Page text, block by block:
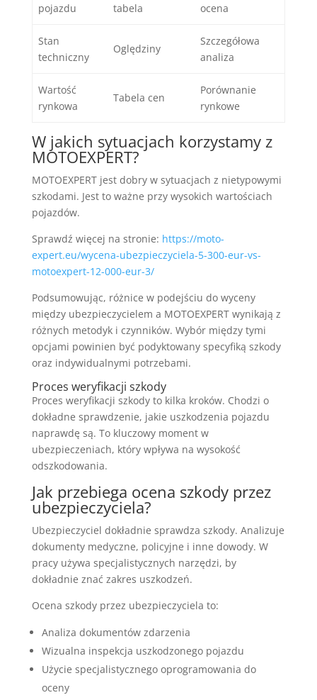
pojazdu
tabela
ocena
Stan
techniczny
Oględziny
Szczegółowa
analiza
Wartość
rynkowa
Tabela cen
Porównanie
rynkowe
W jakich sytuacjach korzystamy z
MOTOEXPERT?
MOTOEXPERT jest dobry w sytuacjach z nietypowymi
szkodami. Jest to ważne przy wysokich wartościach
pojazdów.
Sprawdź więcej na stronie: https://moto-
expert.eu/wycena-ubezpieczyciela-5-300-eur-vs-
motoexpert-12-000-eur-3/
Podsumowując, różnice w podejściu do wyceny
między ubezpieczycielem a MOTOEXPERT wynikają z
różnych metodyk i czynników. Wybór między tymi
opcjami powinien być podyktowany specyfiką szkody
oraz indywidualnymi potrzebami.
Proces weryfikacji szkody
Proces weryfikacji szkody to kilka kroków. Chodzi o
dokładne sprawdzenie, jakie uszkodzenia pojazdu
naprawdę są. To kluczowy moment w
ubezpieczeniach, który wpływa na wysokość
odszkodowania.
Jak przebiega ocena szkody przez
ubezpieczyciela?
Ubezpieczyciel dokładnie sprawdza szkody. Analizuje
dokumenty medyczne, policyjne i inne dowody. W
pracy używa specjalistycznych narzędzi, by
dokładnie znać zakres uszkodzeń.
Ocena szkody przez ubezpieczyciela to:
Analiza dokumentów zdarzenia
Wizualna inspekcja uszkodzonego pojazdu
Użycie specjalistycznego oprogramowania do
oceny